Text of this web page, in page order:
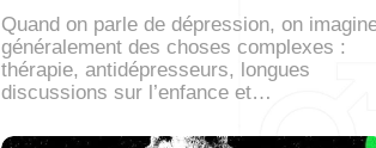
Quand on parle de dépression, on
généralement des choses complexes :
thérapie, antidépresseurs, longues
discussions sur l’enfance et…